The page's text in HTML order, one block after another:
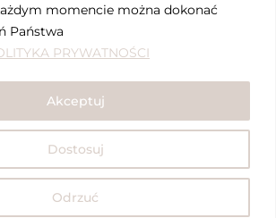
momencie można dokonać
Państwa
PRYWATNOŚCI
Dostosuj
Odrzuć
Akceptuj
Opcje
wybrać
na
stronie
Turmalinem
od222.00zł
Ten
ma